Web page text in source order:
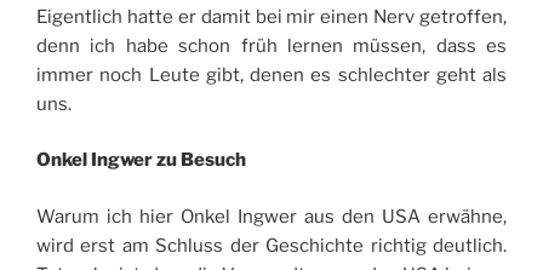
Eigentlich hatte er damit bei mir einen Nerv getroffen,
denn ich habe schon früh lernen müssen, dass es
immer noch Leute gibt, denen es schlechter geht als
uns.
Onkel Ingwer zu Besuch
Warum ich hier Onkel Ingwer aus den USA erwähne,
wird erst am Schluss der Geschichte richtig deutlich.